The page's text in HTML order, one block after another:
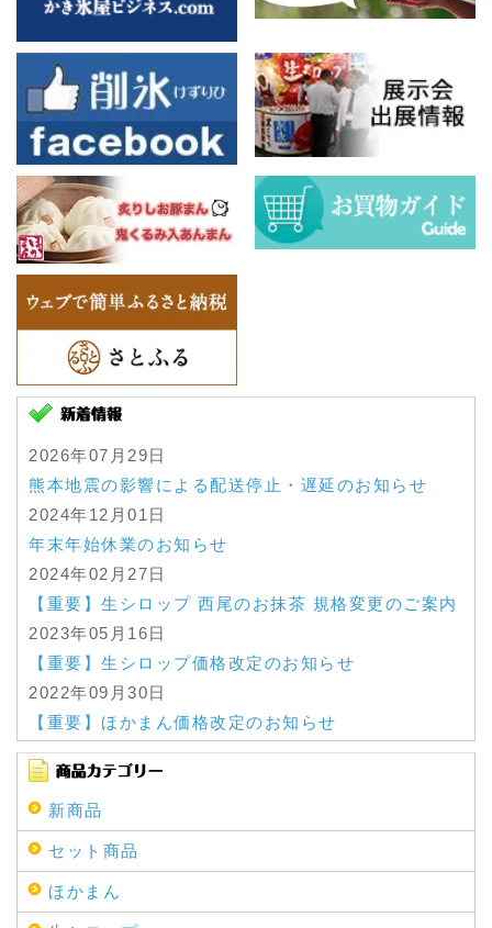
2026年07月29日
熊本地震の影響による配送停止・遅延のお知らせ
2024年12月01日
年末年始休業のお知らせ
2024年02月27日
【重要】生シロップ 西尾のお抹茶 規格変更のご案内
2023年05月16日
【重要】生シロップ価格改定のお知らせ
2022年09月30日
【重要】ほかまん価格改定のお知らせ
2022年09月23日
台風による商品お届け遅延に関する情報はこちらか
らご確認をお願いいたします。
2022年08月03日
先日より実施しておりました「長野県産品送料無料
キャンペーン」ですが、 好評につき、支援額の上限
に達したため終了とさせていただきます。 たくさん
新商品
セット商品
ほかまん